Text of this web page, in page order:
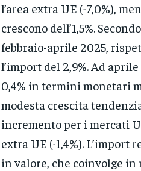
l’area extra UE (-7,0%),
crescono dell’1,5%.
febbraio-aprile 2025,
l’import del 2,9%. Ad
0,4% in termini monetari
modesta crescita
incremento per i mercati
extra UE (-1,4%).
in valore, che coinvolge in